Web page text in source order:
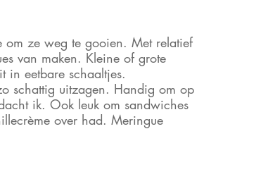
van maken. Kleine of grote
in eetbare schaaltjes.
schattig uitzagen. Handig om op
ik. Ook leuk om sandwiches
over had. Meringue